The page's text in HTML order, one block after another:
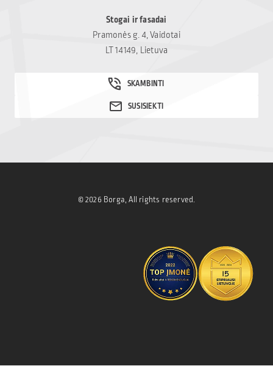
Stogai ir fasadai
Pramonės g. 4, Vaidotai
LT 14149, Lietuva
© 2026 Borga, All rights reserved.